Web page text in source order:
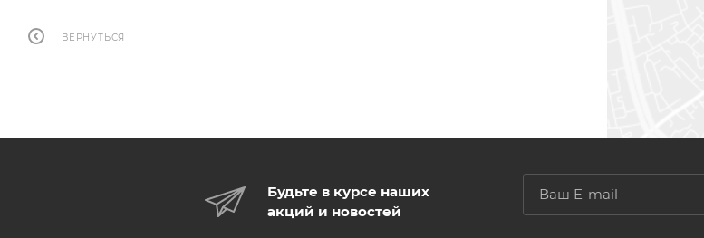
ВЕРНУТЬСЯ
Будьте в курсе наших
акций и новостей